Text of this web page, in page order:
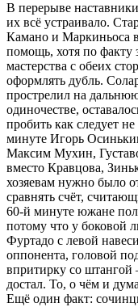
В перерыве
их всё устраивало.
Камано и Маркиньоса
помощь, хотя по факту
мастерства с обеих
оформлять дубль.
прострелил на
одиночестве,
пробить как следует
минуте Игорь
Максим Мухин,
вместо Кравцова,
хозяевам нужно было
сравнять счёт,
60-й минуте южане
потому что у боковой
Фуртадо с левой
оппонента, головой
впритирку со
достал. То, о чём и
Ещё один факт: